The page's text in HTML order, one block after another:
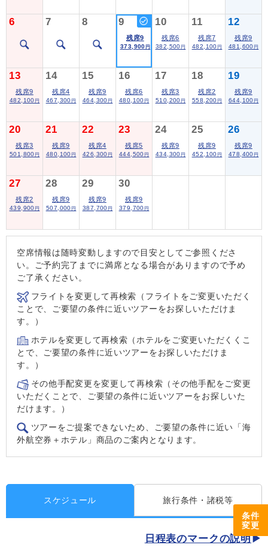
条件
変更
6 7 8 9
残席9
373,900 円
10
残席6
382,500 円
11
残席7
482,100 円
12
残席9
481,600 円
13
残席9
482,100 円
14
残席4
467,300 円
15
残席9
464,300 円
16
残席6
480,100 円
17
残席3
510,200 円
18
残席2
558,200 円
19
残席9
644,100 円
20
残席3
501,800 円
21
残席9
480,100 円
22
残席4
426,300 円
23
残席5
444,500 円
24
残席9
434,300 円
25
残席9
452,100 円
26
残席9
478,400 円
27
残席2
439,900 円
28
残席9
507,000 円
29
残席9
387,700 円
30
残席9
379,700 円
空席情報は随時変動しますので目安としてご参照くださ
い。ご予約完了までに満席となる場合がありますので予め
ご了承ください。
フライトを変更して再検索（フライトをご変更いただく
ことで、ご要望の条件に近いツアーをお探しいただけま
す。）
ホテルを変更して再検索（ホテルをご変更いただくくこ
とで、ご要望の条件に近いツアーをお探しいただけま
す。）
その他手配変更を変更して再検索（その他手配をご変更
いただくことで、ご要望の条件に近いツアーをお探しいた
だけます。）
ツアーをご提案できないため、ご要望の条件に近い「海
外航空券＋ホテル」商品のご案内となります。
スケジュール 旅行条件・諸税等
日程表のマークの説明